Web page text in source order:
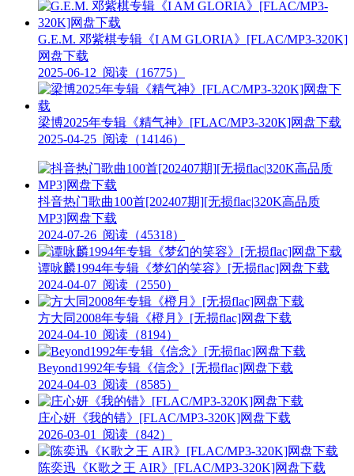
G.E.M. 邓紫棋专辑《I AM GLORIA》[FLAC/MP3-320K]
网盘下载
2025-06-12 阅读（16775）
梁博2025年专辑《精气神》[FLAC/MP3-320K]网盘下载
2025-04-25 阅读（14146）
抖音热门歌曲100首[202407期][无损flac|320K高品质
MP3]网盘下载
2024-07-26 阅读（45318）
谭咏麟1994年专辑《梦幻的笑容》[无损flac]网盘下载
2024-04-07 阅读（2550）
方大同2008年专辑《橙月》[无损flac]网盘下载
2024-04-10 阅读（8194）
Beyond1992年专辑《信念》[无损flac]网盘下载
2024-04-03 阅读（8585）
庄心妍《我的错》[FLAC/MP3-320K]网盘下载
2026-03-01
阅读（842）
陈奕迅《K歌之王 AIR》[FLAC/MP3-320K]网盘下载